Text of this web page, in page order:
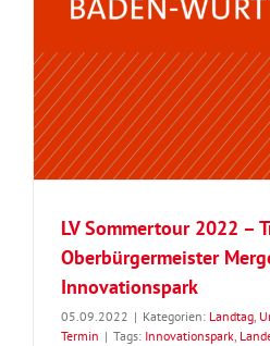
LV Sommertour 2022 –
Oberbürgermeister
Innovationspark
05.09.2022 | Kategorien: Landtag,
Termin | Tags: Innovationspark,